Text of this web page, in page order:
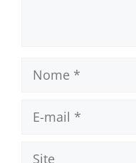
mail
Site